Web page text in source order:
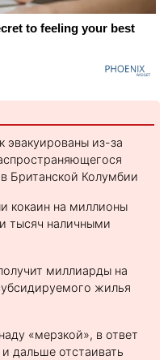
to feeling your best
эвакуированы из-за
Британской Колумбии
кокаин на миллионы
тысяч наличными
миллиарды на
жилья
«мерзкой», в ответ
дальше отстаивать